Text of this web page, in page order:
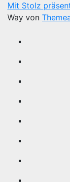
Mit Stolz
Way von